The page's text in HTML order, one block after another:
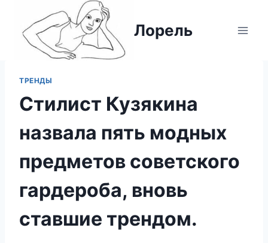
содержимому
Лорель
ТРЕНДЫ
Стилист Кузякина
назвала пять модных
предметов советского
гардероба, вновь
ставшие трендом.